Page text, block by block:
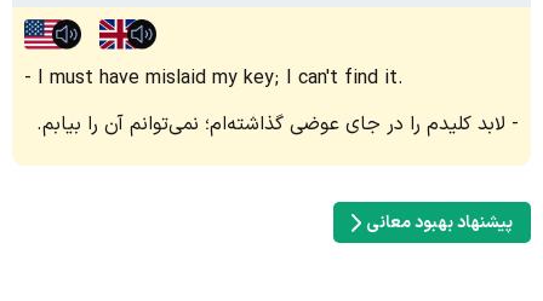
I must have mislaid my key; I can't find it.
لابد کلیدم را در جای عوضی گذاشته‌ام؛ نمی‌توانم آن را بیابم.
پیشنهاد بهبود معانی